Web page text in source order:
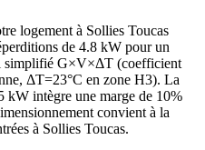
logement à Sollies Toucas
de 4.8 kW pour un
simplifié G×V×ΔT (coefficient
ΔT=23°C en zone H3). La
kW intègre une marge de 10%
convient à la
à Sollies Toucas.